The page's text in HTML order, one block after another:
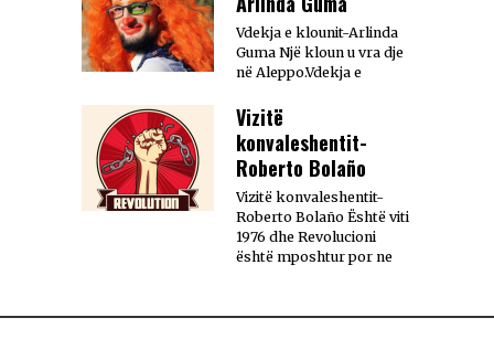
Vdekja e klounit-Arlinda
Guma Një kloun u vra dje
në Aleppo.Vdekja e
Vizitë
konvaleshentit-
Roberto Bolaño
Vizitë konvaleshentit-
Roberto Bolaño Është viti
1976 dhe Revolucioni
është mposhtur por ne